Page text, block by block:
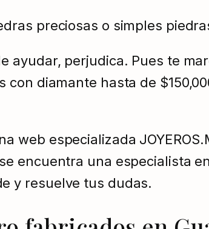
preciosas o simples
ayudar, perjudica. Pues te
diamante hasta de
web especializada
encuentra una especialista
y resuelve tus dudas.